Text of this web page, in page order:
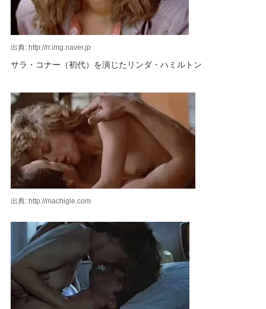
出典: http://rr.img.naver.jp
サラ・コナー（初代）を演じたリンダ・ハミルトン
出典: http://machigle.com